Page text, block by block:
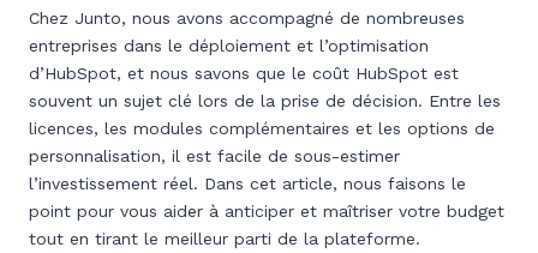
Chez Junto, nous avons accompagné de nombreuses
entreprises dans le déploiement et l’optimisation
d’HubSpot, et nous savons que le coût HubSpot est
souvent un sujet clé lors de la prise de décision. Entre les
licences, les modules complémentaires et les options de
personnalisation, il est facile de sous-estimer
l’investissement réel. Dans cet article, nous faisons le
point pour vous aider à anticiper et maîtriser votre budget
tout en tirant le meilleur parti de la plateforme.